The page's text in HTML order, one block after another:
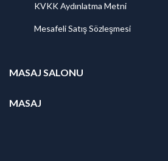
KVKK Aydınlatma Metni
Mesafeli Satış Sözleşmesi
MASAJ SALONU
MASAJ